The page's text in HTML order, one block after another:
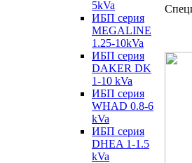
5kVa
ИБП серия
MEGALINE
1.25-10kVa
ИБП серия
DAKER DK
1-10 kVa
ИБП серия
WHAD 0.8-6
kVa
ИБП серия
DHEA 1-1.5
kVa